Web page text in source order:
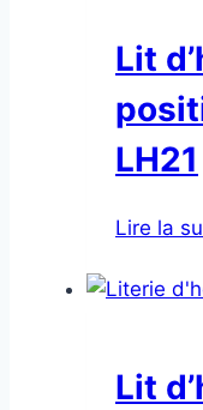
Lit
LH21
Lire la
Lit